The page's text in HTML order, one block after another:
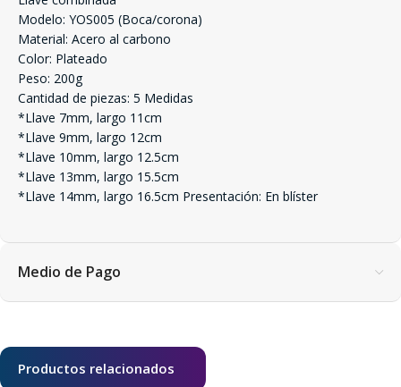
Modelo: YOS005 (Boca/corona)
Material: Acero al carbono
Color: Plateado
Peso: 200g
Cantidad de piezas: 5 Medidas
*Llave 7mm, largo 11cm
*Llave 9mm, largo 12cm
*Llave 10mm, largo 12.5cm
*Llave 13mm, largo 15.5cm
*Llave 14mm, largo 16.5cm Presentación: En blíster
Medio de Pago
Productos relacionados